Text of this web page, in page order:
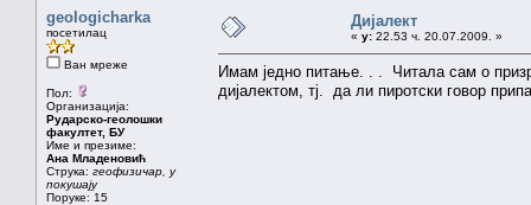
geologicharka
посетилац
Ван мреже
Пол:
Организација:
Рударско-геолошки
факултет, БУ
Име и презиме:
Ана Младеновић
Струка: геофизичар, у
покушају
Поруке: 15
Дијалект
« у: 22.53 ч. 20.07.2009. »
Имам једно питање. . . Читала сам о
дијалектом, тј. да ли пиротски говор